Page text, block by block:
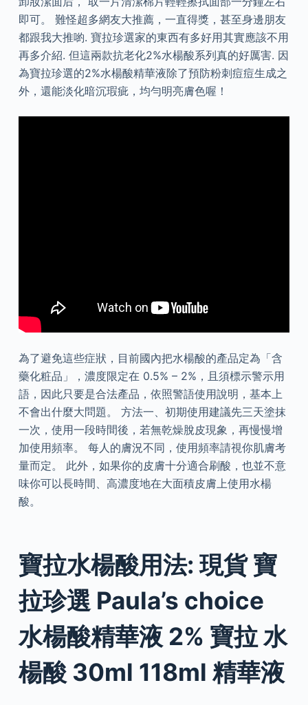
即可。 難怪超多網友大推薦，一直得獎，甚至身邊朋友
都跟我大推喲. 寶拉珍選家的東西有多好用其實應該不用
再多介紹. 但這兩款抗老化2%水楊酸系列真的好厲害. 因
為寶拉珍選的2%水楊酸精華液除了預防粉刺痘痘生成之
外，還能淡化暗沉瑕疵，均勻明亮膚色喔！
為了避免這些症狀，目前國內把水楊酸的產品定為「含
藥化粧品」，濃度限定在 0.5% – 2%，且須標示警示用
語，因此只要是合法產品，依照警語使用說明，基本上
不會出什麼大問題。 方法一、初期使用建議先三天塗抹
一次，使用一段時間後，若無乾燥脫皮現象，再慢慢增
加使用頻率。 每人的膚況不同，使用頻率請視你肌膚考
量而定。 此外，如果你的皮膚十分適合刷酸，也並不意
味你可以長時間、高濃度地在大面積皮膚上使用水楊
酸。
寶拉水楊酸用法: 現貨 寶
拉珍選 Paula’s choice
水楊酸精華液 2% 寶拉 水
楊酸 30ml 118ml 精華液